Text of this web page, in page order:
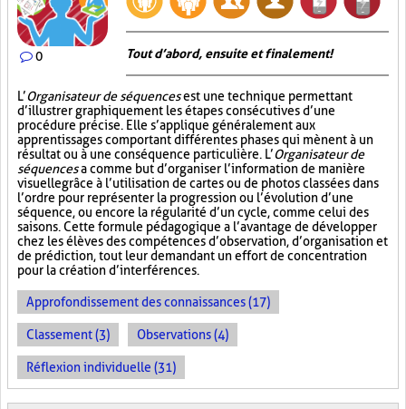
0 Tout d’abord, ensuite et finalement!
L’Organisateur de séquencesest une technique permettant
d’illustrer graphiquement les étapes consécutives d’une
procédure précise. Elle s’applique généralement aux
apprentissages comportant différentes phases qui mènent à un
résultat ou à une conséquence particulière. L’Organisateur de
séquencesa comme but d’organiser l’information de manière
visuellegrâce à l’utilisation de cartes ou de photos classées dans
l’ordre pour représenter la progression ou l’évolution d’une
séquence, ou encore la régularité d’un cycle, comme celui des
saisons. Cette formule pédagogique a l’avantage de développer
chez les élèves des compétences d’observation, d’organisation et
de prédiction, tout leur demandant un effort de concentration
pour la création d’interférences.
Approfondissement des connaissances (17)
Classement (3) Observations (4)
Réflexion individuelle (31)